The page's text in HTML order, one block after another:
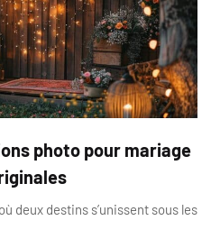
photo pour mariage
deux destins s’unissent sous les